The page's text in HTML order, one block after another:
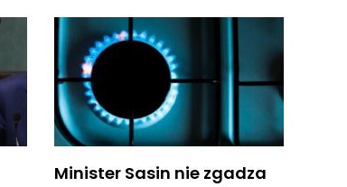
Minister Sasin nie zgadza